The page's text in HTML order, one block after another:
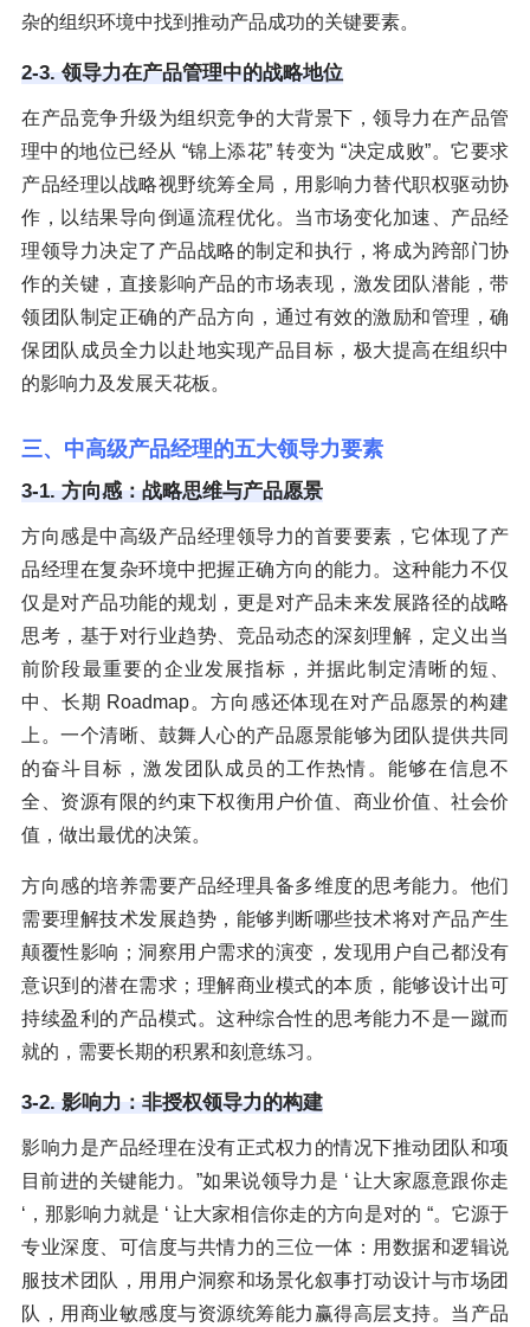
杂的组织环境中找到推动产品成功的关键要素。
2-3. 领导力在产品管理中的战略地位
在产品竞争升级为组织竞争的大背景下，领导力在产品管
理中的地位已经从 “锦上添花” 转变为 “决定成败”。它要求
产品经理以战略视野统筹全局，用影响力替代职权驱动协
作，以结果导向倒逼流程优化。当市场变化加速、产品经
理领导力决定了产品战略的制定和执行，将成为跨部门协
作的关键，直接影响产品的市场表现，激发团队潜能，带
领团队制定正确的产品方向，通过有效的激励和管理，确
保团队成员全力以赴地实现产品目标，极大提高在组织中
的影响力及发展天花板。
三、中高级产品经理的五大领导力要素
3-1. 方向感：战略思维与产品愿景
方向感是中高级产品经理领导力的首要要素，它体现了产
品经理在复杂环境中把握正确方向的能力。这种能力不仅
仅是对产品功能的规划，更是对产品未来发展路径的战略
思考，基于对行业趋势、竞品动态的深刻理解，定义出当
前阶段最重要的企业发展指标，并据此制定清晰的短、
中、长期 Roadmap。方向感还体现在对产品愿景的构建
上。一个清晰、鼓舞人心的产品愿景能够为团队提供共同
的奋斗目标，激发团队成员的工作热情。能够在信息不
全、资源有限的约束下权衡用户价值、商业价值、社会价
值，做出最优的决策。
方向感的培养需要产品经理具备多维度的思考能力。他们
需要理解技术发展趋势，能够判断哪些技术将对产品产生
颠覆性影响；洞察用户需求的演变，发现用户自己都没有
意识到的潜在需求；理解商业模式的本质，能够设计出可
持续盈利的产品模式。这种综合性的思考能力不是一蹴而
就的，需要长期的积累和刻意练习。
3-2. 影响力：非授权领导力的构建
影响力是产品经理在没有正式权力的情况下推动团队和项
目前进的关键能力。”如果说领导力是 ‘ 让大家愿意跟你走
‘，那影响力就是 ‘ 让大家相信你走的方向是对的 “。它源于
专业深度、可信度与共情力的三位一体：用数据和逻辑说
服技术团队，用用户洞察和场景化叙事打动设计与市场团
队，用商业敏感度与资源统筹能力赢得高层支持。当产品